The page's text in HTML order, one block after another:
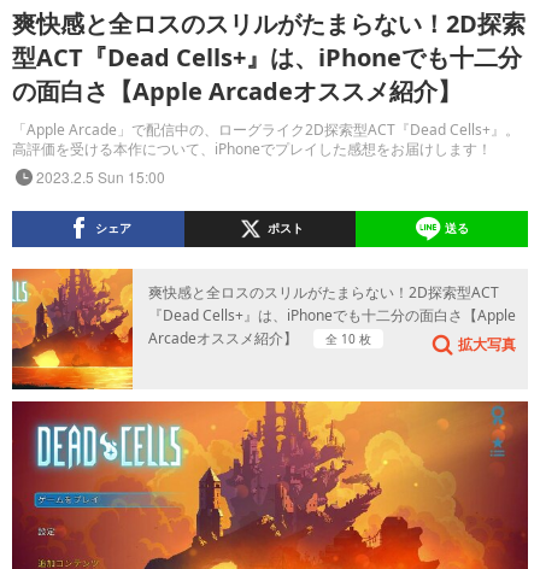
爽快感と全ロスのスリルがたまらない！2D探索
型ACT『Dead Cells+』は、iPhoneでも十二分
の面白さ【Apple Arcadeオススメ紹介】
「Apple Arcade」で配信中の、ローグライク2D探索型ACT『Dead Cells+』。
高評価を受ける本作について、iPhoneでプレイした感想をお届けします！
2023.2.5 Sun 15:00
シェア ポスト 送る
爽快感と全ロスのスリルがたまらない！2D探索型ACT
『Dead Cells+』は、iPhoneでも十二分の面白さ【Apple
Arcadeオススメ紹介】
全 10 枚 拡大写真